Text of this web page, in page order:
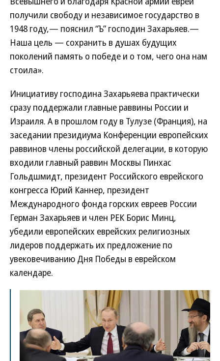
получили свободу и независимое государство в
1948 году,— пояснил “Ъ” господин Захарьяев.—
Наша цель — сохранить в душах будущих
поколений память о победе и о том, чего она нам
стоила».
Инициативу господина Захарьяева практически
сразу поддержали главные раввины России и
Израиля. А в прошлом году в Тулузе (Франция), на
заседании президиума Конференции европейских
раввинов члены российской делегации, в которую
входили главный раввин Москвы Пинхас
Гольдшмидт, президент Российского еврейского
конгресса Юрий Каннер, президент
Международного фонда горских евреев России
Герман Захарьяев и член РЕК Борис Минц,
убедили европейских еврейских религиозных
лидеров поддержать их предложение по
увековечиванию Дня Победы в еврейском
календаре.